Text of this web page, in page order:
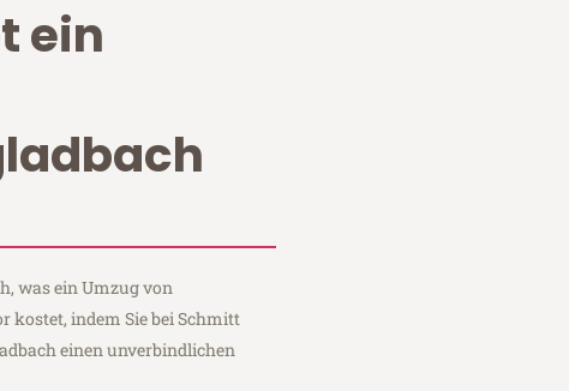
ein
was ein Umzug von
kostet, indem Sie bei Schmitt
einen unverbindlichen